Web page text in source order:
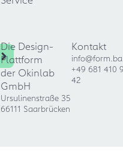
Die Design-
Plattform
der Okinlab
GmbH
Ursulinenstraße 35
66111 Saarbrücken
Kontakt
+49 681 410
42